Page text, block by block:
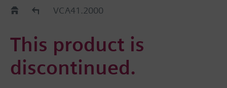
Old2NewVCA41.2000
This product is
discontinued.